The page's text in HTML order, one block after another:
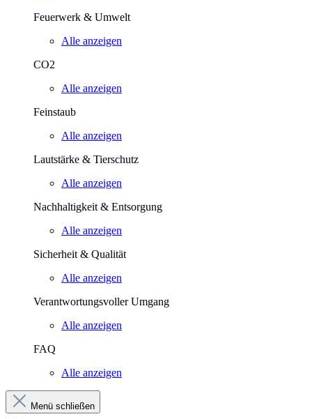
Feuerwerk & Umwelt
Alle anzeigen
CO2
Alle anzeigen
Feinstaub
Alle anzeigen
Lautstärke & Tierschutz
Alle anzeigen
Nachhaltigkeit & Entsorgung
Alle anzeigen
Sicherheit & Qualität
Alle anzeigen
Verantwortungsvoller Umgang
Alle anzeigen
FAQ
Alle anzeigen
Menü schließen